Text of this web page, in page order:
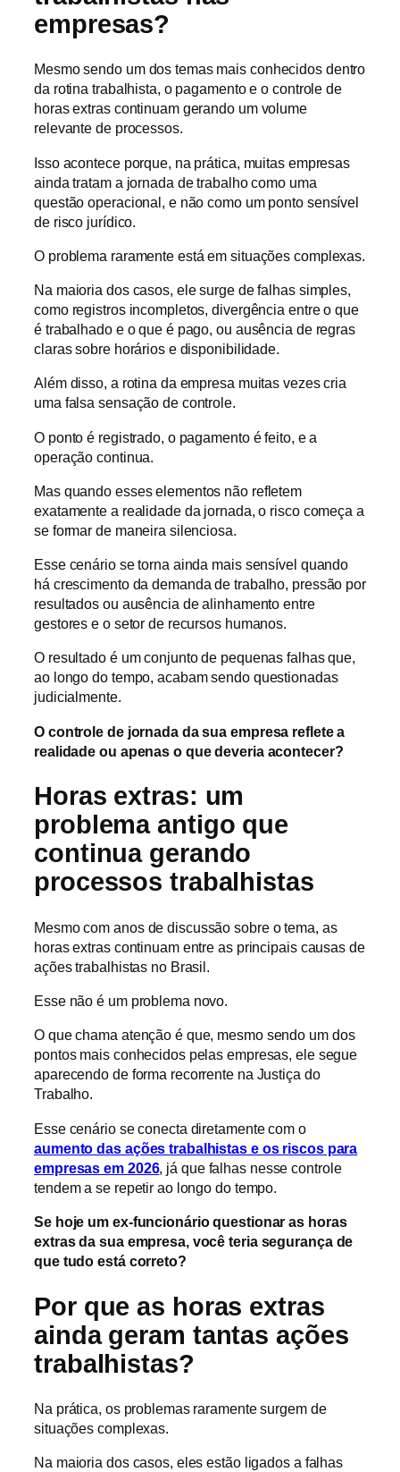
empresas?
Mesmo sendo um dos temas mais conhecidos dentro
da rotina trabalhista, o pagamento e o controle de
horas extras continuam gerando um volume
relevante de processos.
Isso acontece porque, na prática, muitas empresas
ainda tratam a jornada de trabalho como uma
questão operacional, e não como um ponto sensível
de risco jurídico.
O problema raramente está em situações complexas.
Na maioria dos casos, ele surge de falhas simples,
como registros incompletos, divergência entre o que
é trabalhado e o que é pago, ou ausência de regras
claras sobre horários e disponibilidade.
Além disso, a rotina da empresa muitas vezes cria
uma falsa sensação de controle.
O ponto é registrado, o pagamento é feito, e a
operação continua.
Mas quando esses elementos não refletem
exatamente a realidade da jornada, o risco começa a
se formar de maneira silenciosa.
Esse cenário se torna ainda mais sensível quando
há crescimento da demanda de trabalho, pressão por
resultados ou ausência de alinhamento entre
gestores e o setor de recursos humanos.
O resultado é um conjunto de pequenas falhas que,
ao longo do tempo, acabam sendo questionadas
judicialmente.
O controle de jornada da sua empresa reflete a
realidade ou apenas o que deveria acontecer?
Horas extras: um
problema antigo que
continua gerando
processos trabalhistas
Mesmo com anos de discussão sobre o tema, as
horas extras continuam entre as principais causas de
ações trabalhistas no Brasil.
Esse não é um problema novo.
O que chama atenção é que, mesmo sendo um dos
pontos mais conhecidos pelas empresas, ele segue
aparecendo de forma recorrente na Justiça do
Trabalho.
Esse cenário se conecta diretamente com o
aumento das ações trabalhistas e os riscos para
empresas em 2026, já que falhas nesse controle
tendem a se repetir ao longo do tempo.
Se hoje um ex-funcionário questionar as horas
extras da sua empresa, você teria segurança de
que tudo está correto?
Por que as horas extras
ainda geram tantas ações
trabalhistas?
Na prática, os problemas raramente surgem de
situações complexas.
Na maioria dos casos, eles estão ligados a falhas